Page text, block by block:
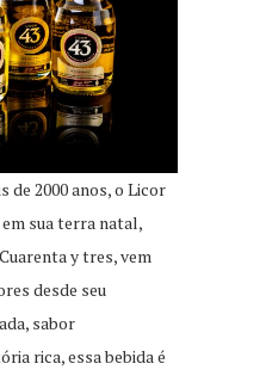
de 2000 anos, o Licor
sua terra natal,
y tres, vem
desde seu
sabor
rica, essa bebida é